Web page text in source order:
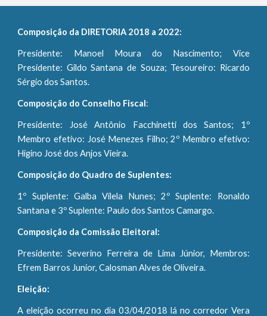
Composição da DIRETORIA 2018 a 2022:
Presidente: Manoel Moura do Nascimento; Vice
Presidente: Gildo Santana de Souza; Tesoureiro: Ricardo
Sérgio dos Santos.
Composição do Conselho Fiscal:
Presidente: José Antônio Facchinetti dos Santos; 1º
Membro efetivo: José Menezes Filho; 2º Membro efetivo:
Higino José dos Anjos Vieira.
Composição do Quadro de Suplentes:
1º Suplente: Galba Vilela Nunes; 2º Suplente: Ronaldo
Santana e 3º Suplente: Paulo dos Santos Camargo.
Composição da Comissão Eleitoral:
Presidente: Severino Ferreira de Lima Júnior, Membros:
Efrem Barros Junior, Calosman Alves de Oliveira.
Eleição:
A eleição ocorreu no dia 03/04/2018 lá no corredor Vera